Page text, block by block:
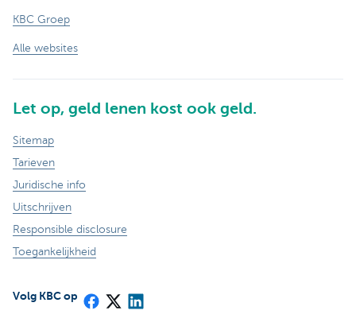
KBC Groep
Alle websites
Let op, geld lenen kost ook geld.
Sitemap
Tarieven
Juridische info
Uitschrijven
Responsible disclosure
Toegankelijkheid
Volg KBC op